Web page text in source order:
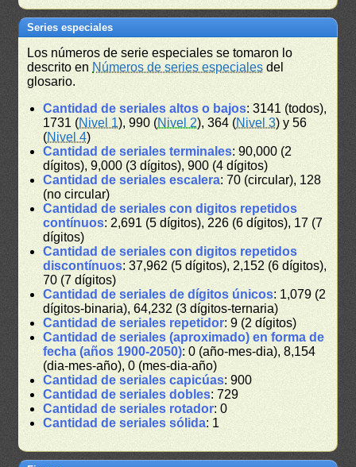
Series especiales
Los números de serie especiales se tomaron lo
descrito en Números de series especiales del
glosario.
Cantidad de seriales altos o bajos: 3141 (todos),
1731 (Nivel 1), 990 (Nivel 2), 364 (Nivel 3) y 56
(Nivel 4)
Cantidad de seriales terminales: 90,000 (2
dígitos), 9,000 (3 dígitos), 900 (4 dígitos)
Cantidad de seriales escalera: 70 (circular), 128
(no circular)
Cantidad de seriales con digitos repetidos
contínuos: 2,691 (5 dígitos), 226 (6 dígitos), 17 (7
dígitos)
Cantidad de seriales con digitos repetidos
discontínuos: 37,962 (5 dígitos), 2,152 (6 dígitos),
70 (7 dígitos)
Cantidad de seriales de dígitos únicos: 1,079 (2
dígitos-binaria), 64,232 (3 dígitos-ternaria)
Cantidad de seriales repetidor: 9 (2 dígitos)
Cantidad de seriales (aproximado) en forma de
fecha (años 1900-2050): 0 (año-mes-dia), 8,154
(dia-mes-año), 0 (mes-dia-año)
Cantidad de seriales capicúas: 900
Cantidad de seriales dobles: 729
Cantidad de seriales rotador: 0
Cantidad de seriales sólida: 1